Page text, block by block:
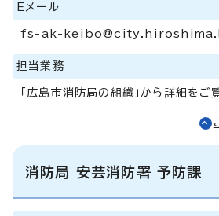
Eメール
fs-ak-
担当業務
「広島市消防局の組織」から詳細をご
消防局 安芸消防署 予防課